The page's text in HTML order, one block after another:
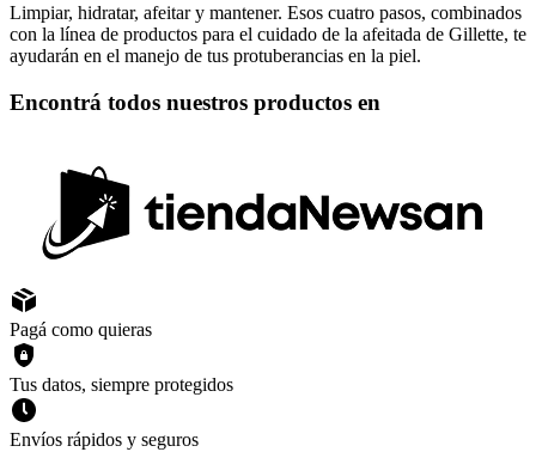
Limpiar, hidratar, afeitar y mantener. Esos cuatro pasos, combinados
con la línea de productos para el cuidado de la afeitada de Gillette, te
ayudarán en el manejo de tus protuberancias en la piel.
Encontrá todos nuestros productos en
Pagá como quieras
Tus datos, siempre protegidos
Envíos rápidos y seguros